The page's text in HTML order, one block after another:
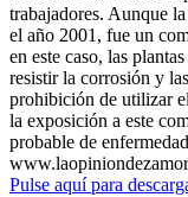
trabajadores. Aunque
el año 2001, fue un
en este caso, las
resistir la corrosión y
prohibición de utilizar
la exposición a este
probable de
Pulse aquí para